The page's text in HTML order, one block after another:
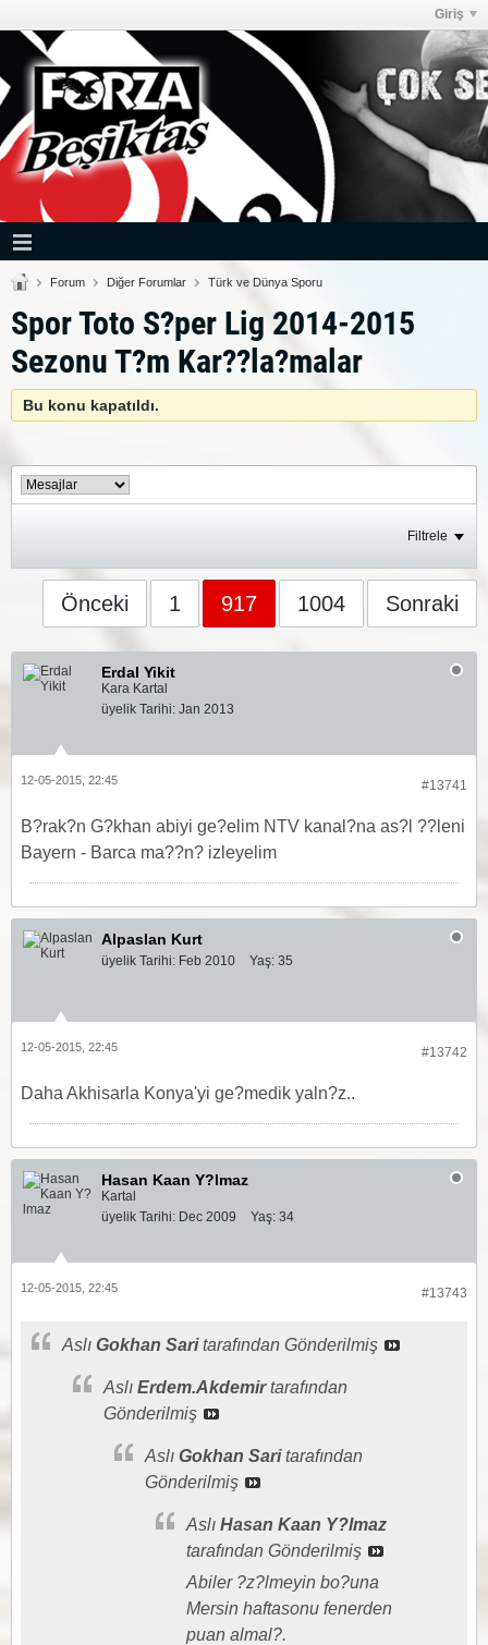
Giriş
Forum Diğer Forumlar Türk ve Dünya Sporu
Spor Toto S?per Lig 2014-2015
Sezonu T?m Kar??la?malar
Bu konu kapatıldı.
Filtrele
Önceki 1 917 1004 Sonraki
Erdal Yikit
Kara Kartal
üyelik Tarihi: Jan 2013
#13741
12-05-2015, 22:45
B?rak?n G?khan abiyi ge?elim NTV kanal?na as?l ??leni
Bayern - Barca ma??n? izleyelim
Alpaslan Kurt
üyelik Tarihi: Feb 2010 Yaş: 35
#13742
12-05-2015, 22:45
Daha Akhisarla Konya'yi ge?medik yaln?z..
Hasan Kaan Y?lmaz
Kartal
üyelik Tarihi: Dec 2009 Yaş: 34
#13743
12-05-2015, 22:45
Aslı Gokhan Saritarafından Gönderilmiş
Aslı Erdem.Akdemirtarafından
Gönderilmiş
Aslı Gokhan Saritarafından
Gönderilmiş
Aslı Hasan Kaan Y?lmaz
tarafından Gönderilmiş
Abiler ?z?lmeyin bo?una
Mersin haftasonu fenerden
puan almal?.